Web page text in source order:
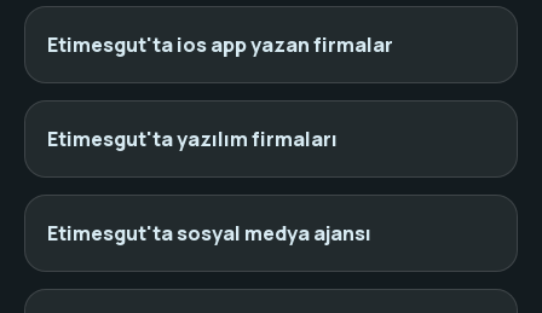
Etimesgut'ta ios app yazan firmalar
Etimesgut'ta yazılım firmaları
Etimesgut'ta sosyal medya ajansı